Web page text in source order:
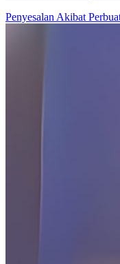
Penyesalan Akibat